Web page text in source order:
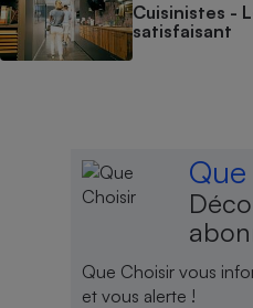
Cuisinistes -
satisfaisant
Que Choisir vous
et vous alerte !